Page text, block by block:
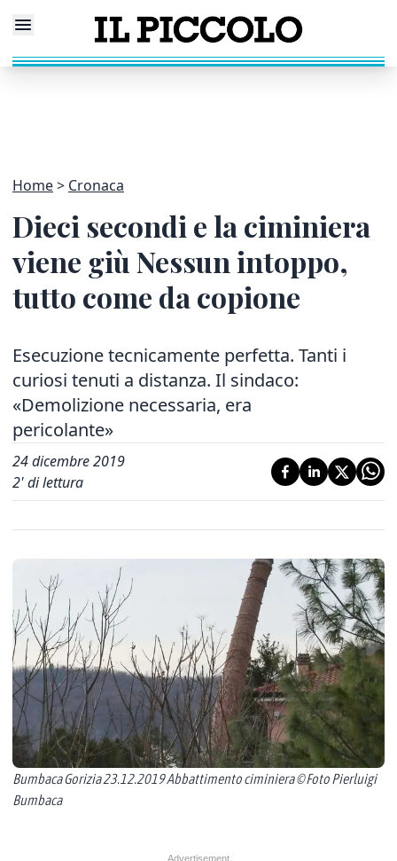
Home Cronaca
Dieci secondi e la ciminiera
viene giù Nessun intoppo,
tutto come da copione
Esecuzione tecnicamente perfetta. Tanti i
curiosi tenuti a distanza. Il sindaco:
«Demolizione necessaria, era
pericolante»
24 dicembre 2019
2' di lettura
Bumbaca Gorizia 23.12.2019 Abbattimento ciminiera © Foto Pierluigi
Bumbaca